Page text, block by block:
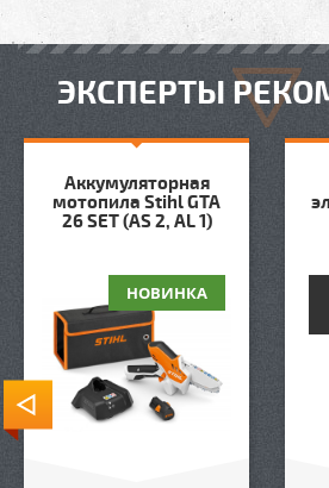
ЭКСПЕРТЫ
Аккумуляторная
мотопила Stihl GTA
26 SET (AS 2, AL 1)
НОВИНКА